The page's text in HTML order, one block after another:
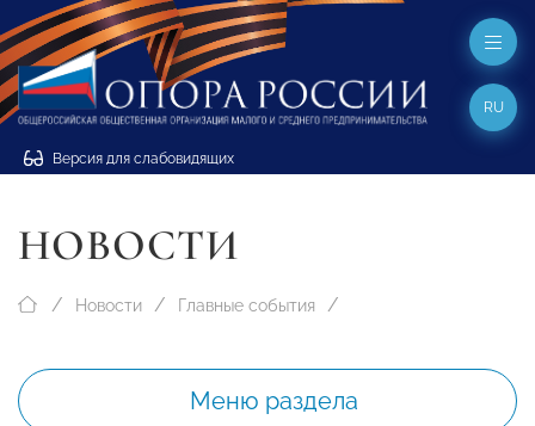
Версия для слабовидящих
RU
НОВОСТИ
Новости Главные события
Меню раздела